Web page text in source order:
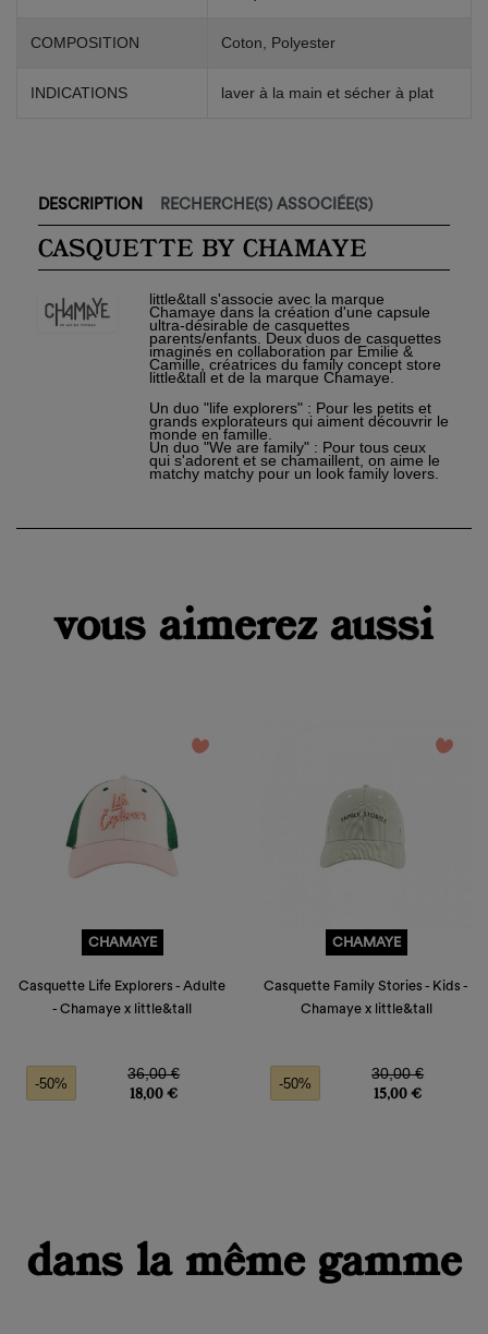
Ajouter à ma liste d'envies ×
add_circle_outline Créer
une
liste
Créer une liste d'envies
Nom de la liste d'envies
Annuler
Créer une liste d'envies
Connexion ×
Vous devez être connecté pour ajouter des produits à
votre liste d'envies.
Annuler
Connexion
COMPOSITION Coton, Polyester
INDICATIONS laver à la main et sécher à plat
DESCRIPTION RECHERCHE(S) ASSOCIÉE(S)
CASQUETTE BY CHAMAYE
little&tall s'associe avec la marque
Chamaye dans la création d'une capsule
ultra-désirable de casquettes
parents/enfants. Deux duos de casquettes
imaginés en collaboration par Emilie &
Camille, créatrices du family concept store
little&tall et de la marque Chamaye.
Un duo "life explorers" : Pour les petits et
grands explorateurs qui aiment découvrir le
monde en famille.
Un duo "We are family" : Pour tous ceux
qui s'adorent et se chamaillent, on aime le
matchy matchy pour un look family lovers.
vous aimerez aussi
favorite_border
CHAMAYE
Casquette Life Explorers - Adulte
- Chamaye x little&tall
Prix de base
36,00 €
-50%
Prix
18,00 €
favorite_border
CHAMAYE
Casquette Family Stories - Kids -
Chamaye x little&tall
Prix de base
30,00 €
-50%
Prix
15,00 €
dans la même gamme